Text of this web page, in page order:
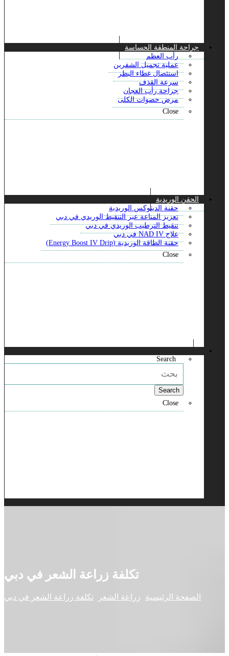
جراحة المنطقة الحساسة
رأب العظم
عملية تجميل الشفرين
استئصال غطاء البظر
سرعة القذف
جراحة رأب العجان
مرض حصوات الكلى
Close
الحقن الوريدية
حقنة الديتوكس الوريدية
تعزيز المناعة عبر التنقيط الوريدي في دبي
تنقيط الترطيب الوريدي في دبي
علاج NAD IV في دبي
حقنة الطاقة الوريدية (Energy Boost IV Drip)
Close
Search
Search
Close
تكلفة زراعة الشعر في دبي
الصفحة الرئيسية زراعة الشعر تكلفة زراعة الشعر في دبي